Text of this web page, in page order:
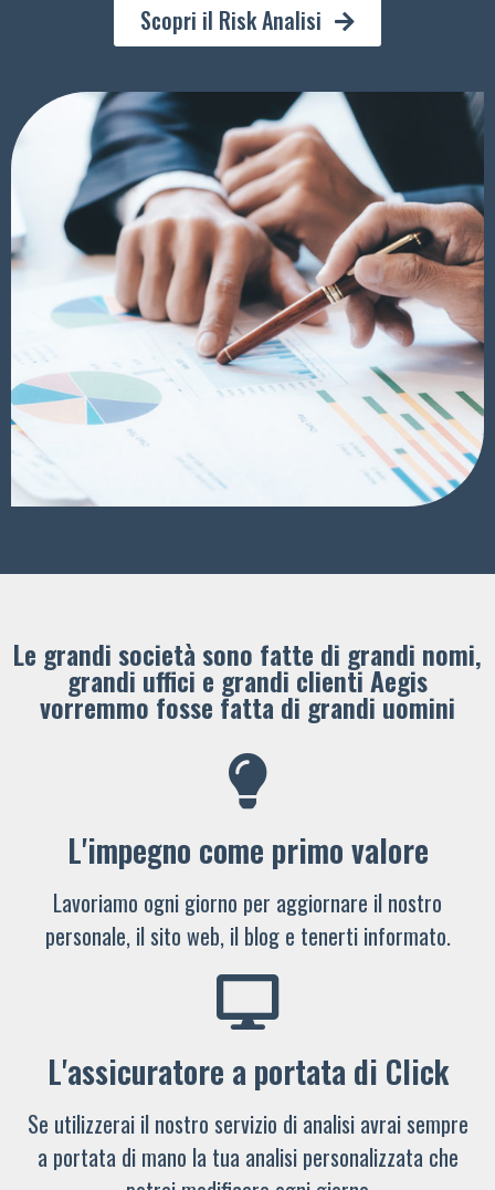
Scopri il Risk Analisi
Le grandi società sono fatte di grandi nomi,
grandi uffici e grandi clienti ​Aegis
vorremmo fosse fatta di grandi uomini
L'impegno come primo valore
Lavoriamo ogni giorno per aggiornare il nostro
personale, il sito web, il blog e tenerti informato.
L'assicuratore a portata di Click
Se utilizzerai il nostro servizio di analisi avrai sempre
a portata di mano la tua analisi personalizzata che